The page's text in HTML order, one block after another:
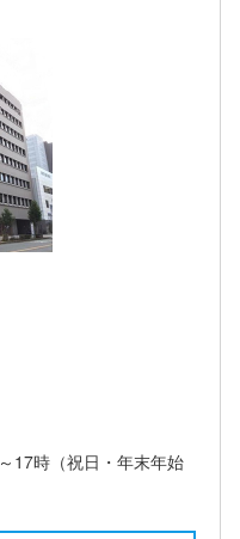
17時（祝日・年末年始